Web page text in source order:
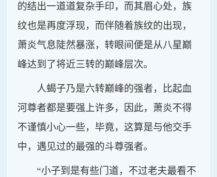
的结出一道道复杂手印，而其眉心处，族
纹也是再度浮现，而伴随着族纹的出现，
萧炎气息陡然暴涨，转眼间便是从八星巅
峰达到了将近三转的巅峰层次。
人蝎子乃是六转巅峰的强者，比起血
河尊者都是要强上许多，因此，萧炎不得
不谨慎小心一些，毕竟，这算是与他交手
中，遇见过的最强的斗尊强者。
“小子到是有些门道，不过老夫最看不